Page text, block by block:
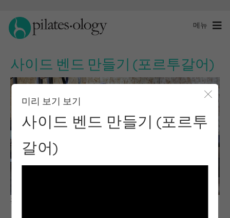
메뉴
사이드 벤드 만들기 (포르투갈어)
모달
미리 보기 보기
사이드 벤드 만들기 (포르투
갈어)
관찰 및 학습